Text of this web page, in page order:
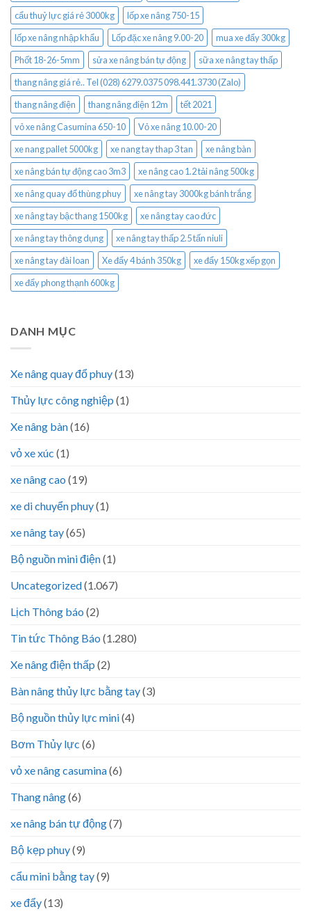
cẩu thuỷ lực giá rẻ 3000kg
lốp xe nâng 750-15
lốp xe nâng nhập khẩu
Lốp đặc xe nâng 9.00-20
mua xe đẩy 300kg
Phốt 18-26-5mm
sửa xe nâng bán tự động
sữa xe nâng tay thấp
thang nâng giá rẻ.. Tel (028) 6279.0375 098.441.3730 (Zalo)
thang nâng điện
thang nâng điện 12m
tết 2021
vỏ xe nâng Casumina 650-10
Vỏ xe nâng 10.00-20
xe nang pallet 5000kg
xe nang tay thap 3 tan
xe nâng bàn
xe nâng bán tự động cao 3m3
xe nâng cao 1.2 tải nâng 500kg
xe nâng quay đổ thùng phuy
xe nâng tay 3000kg bánh trắng
xe nâng tay bậc thang 1500kg
xe nâng tay cao đức
xe nâng tay thông dụng
xe nâng tay thấp 2.5 tấn niuli
xe nâng tay đài loan
Xe đẩy 4 bánh 350kg
xe đẩy 150kg xếp gọn
xe đẩy phong thạnh 600kg
DANH MỤC
Xe nâng quay đổ phuy(13)
Thủy lực công nghiệp (1)
Xe nâng bàn(16)
vỏ xe xúc (1)
xe nâng cao (19)
xe di chuyển phuy(1)
xe nâng tay(65)
Bộ nguồn mini điện(1)
Uncategorized(1.067)
Lịch Thông báo (2)
Tin tức Thông Báo (1.280)
Xe nâng điện thấp (2)
Bàn nâng thủy lực bằng tay(3)
Bộ nguồn thủy lực mini(4)
Bơm Thủy lực (6)
vỏ xe nâng casumina(6)
Thang nâng(6)
xe nâng bán tự động(7)
Bộ kẹp phuy(9)
cẩu mini bằng tay(9)
xe đẩy(13)